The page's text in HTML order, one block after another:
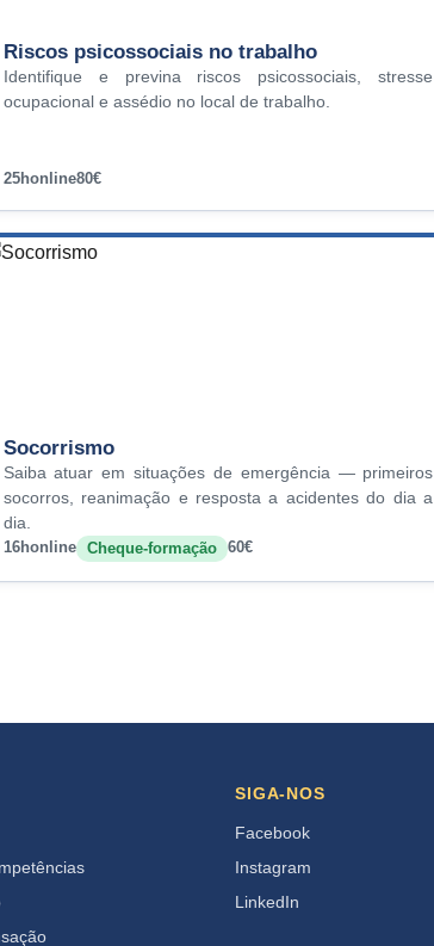
Riscos psicossociais no trabalho
Identifique e previna riscos psicossociais, stresse
ocupacional e assédio no local de trabalho.
25honline80€
Socorrismo
Saiba atuar em situações de emergência — primeiros
socorros, reanimação e resposta a acidentes do dia a
dia.
16honline Cheque-formação 60€
SIGA-NOS
Facebook
Instagram
LinkedIn